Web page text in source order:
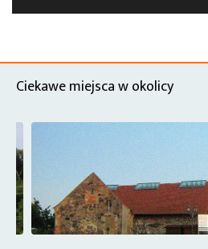
Ciekawe miejsca w okolicy